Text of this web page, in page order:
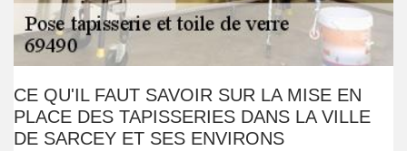
CE QU'IL FAUT SAVOIR SUR LA MISE EN
PLACE DES TAPISSERIES DANS LA VILLE
DE SARCEY ET SES ENVIRONS